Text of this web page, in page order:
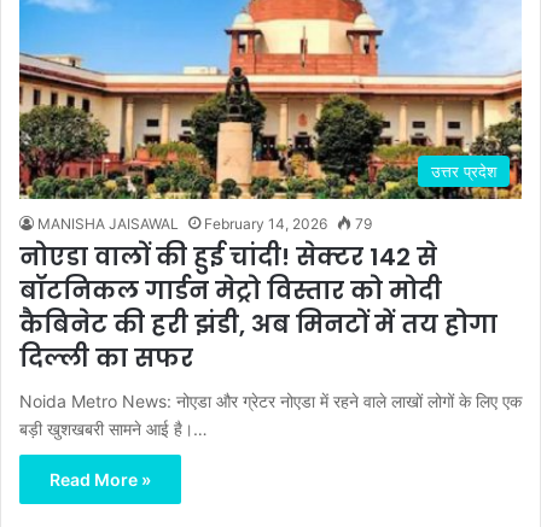
उत्तर प्रदेश
MANISHA JAISAWAL February 14, 2026 79
नोएडा वालों की हुई चांदी! सेक्टर 142 से
बॉटनिकल गार्डन मेट्रो विस्तार को मोदी
कैबिनेट की हरी झंडी, अब मिनटों में तय होगा
दिल्ली का सफर
Noida Metro News: नोएडा और ग्रेटर नोएडा में रहने वाले लाखों लोगों के लिए एक
बड़ी खुशखबरी सामने आई है।…
Read More »